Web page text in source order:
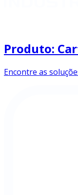
Produto:
Encontre as